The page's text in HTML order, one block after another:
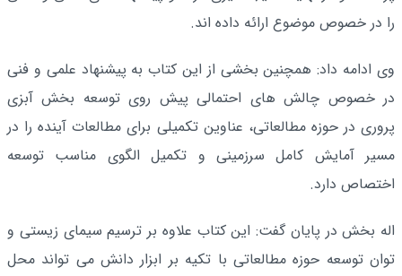
را در خصوص موضوع ارائه داده اند.
وی ادامه داد: همچنین بخشی از این کتاب به پیشنهاد علمی و فنی
در خصوص چالش های احتمالی پیش روی توسعه بخش آبزی
پروری در حوزه مطالعاتی، عناوین تکمیلی برای مطالعات آینده را در
مسیر آمایش کامل سرزمینی و تکمیل الگوی مناسب توسعه
اختصاص دارد.
اله بخش در پایان گفت: این کتاب علاوه بر ترسیم سیمای زیستی و
توان توسعه حوزه مطالعاتی با تکیه بر ابزار دانش می تواند محل